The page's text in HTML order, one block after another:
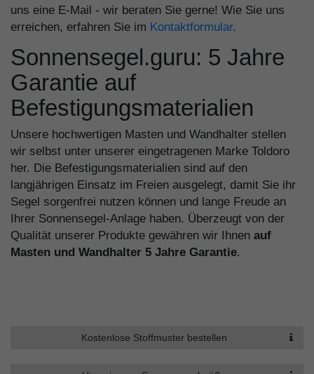
uns eine E-Mail - wir beraten Sie gerne! Wie Sie uns
erreichen, erfahren Sie im Kontaktformular.
Sonnensegel.guru: 5 Jahre
Garantie auf
Befestigungsmaterialien
Unsere hochwertigen Masten und Wandhalter stellen
wir selbst unter unserer eingetragenen Marke Toldoro
her. Die Befestigungsmaterialien sind auf den
langjährigen Einsatz im Freien ausgelegt, damit Sie ihr
Segel sorgenfrei nutzen können und lange Freude an
Ihrer Sonnensegel-Anlage haben. Überzeugt von der
Qualität unserer Produkte gewähren wir Ihnen auf
Masten und Wandhalter 5 Jahre Garantie.
Kostenlose Stoffmuster bestellen